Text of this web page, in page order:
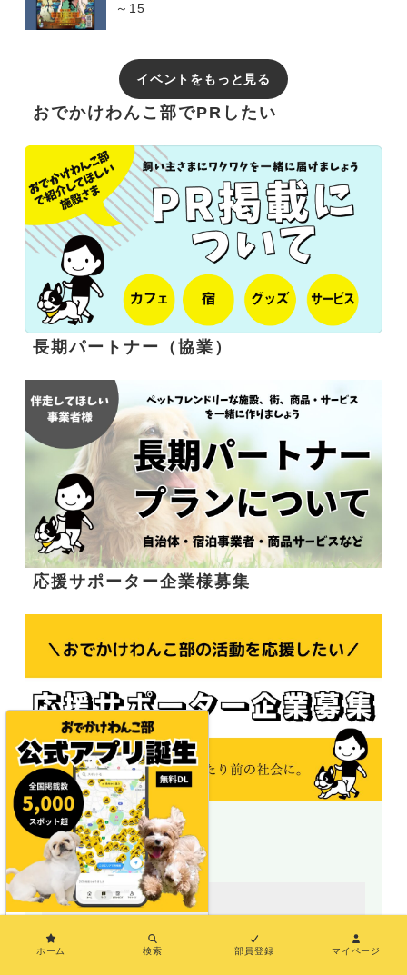
～15
イベントをもっと見る
おでかけわんこ部でPRしたい
長期パートナー（協業）
応援サポーター企業様募集
＼地図で探せる／
ホーム 検索 部員登録 マイページ